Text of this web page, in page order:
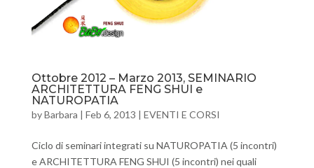
Ottobre 2012 – Marzo 2013, SEMINARIO
ARCHITETTURA FENG SHUI e
NATUROPATIA
byBarbara | Feb 6, 2013 | EVENTI E CORSI
Ciclo di seminari integrati su NATUROPATIA (5 incontri)
e ARCHITETTURA FENG SHUI (5 incontri) nei quali